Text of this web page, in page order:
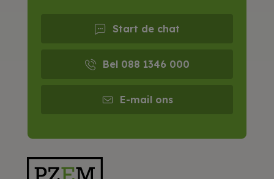
Start de chat
Bel 088 1346 000
E-mail ons